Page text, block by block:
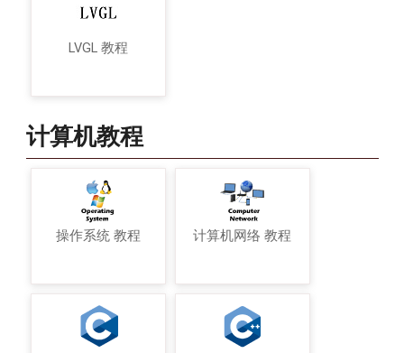
LVGL 教程
计算机教程
操作系统 教程 计算机网络 教程